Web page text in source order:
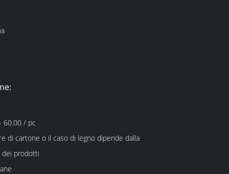
60.00 / pc
di cartone o il caso di legno dipende dalla
dei prodotti